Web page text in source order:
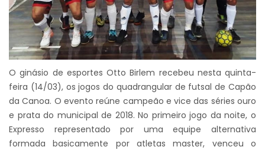
O ginásio de esportes Otto Birlem recebeu nesta quinta-
feira (14/03), os jogos do quadrangular de futsal de Capão
da Canoa. O evento reúne campeão e vice das séries ouro
e prata do municipal de 2018. No primeiro jogo da noite, o
Expresso representado por uma equipe alternativa
formada basicamente por atletas master, venceu o